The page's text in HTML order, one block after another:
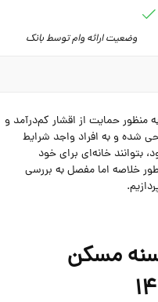
وضعیت ارائه وام توسط بانک
حمایت از اقشار کم‌درآمد و
و به افراد واجد شرایط
خانه‌ای برای خود
خلاصه اما مفصل به بررسی
مسکن